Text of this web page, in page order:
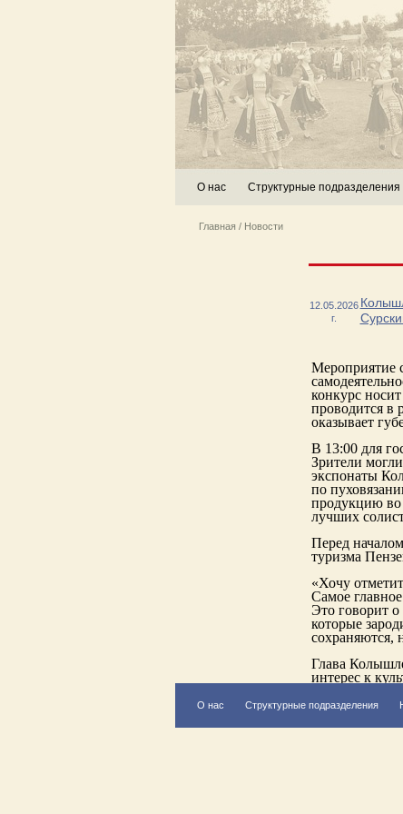
О нас Структурные подразделения
Главная / Новости
12.05.2026
г.
Мероприятие
конкурс
проводится в
оказывает
В 13:00 для
Зрители
экспонаты
по
продукцию во
лучших
Перед
туризма
«Хочу
Самое
Это говорит
которые
сохраняются,
Глава
интерес к
О нас Структурные подразделения